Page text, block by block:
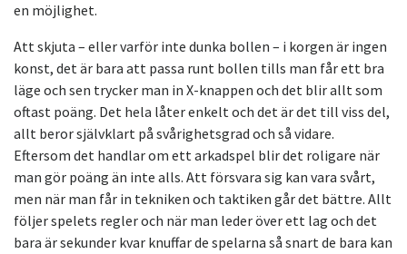
en möjlighet.
Att skjuta – eller varför inte dunka bollen – i korgen är ingen
konst, det är bara att passa runt bollen tills man får ett bra
läge och sen trycker man in X-knappen och det blir allt som
oftast poäng. Det hela låter enkelt och det är det till viss del,
allt beror självklart på svårighetsgrad och så vidare.
Eftersom det handlar om ett arkadspel blir det roligare när
man gör poäng än inte alls. Att försvara sig kan vara svårt,
men när man får in tekniken och taktiken går det bättre. Allt
följer spelets regler och när man leder över ett lag och det
bara är sekunder kvar knuffar de spelarna så snart de bara kan